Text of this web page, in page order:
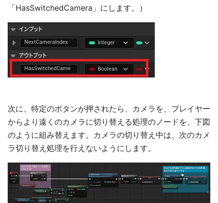
「HasSwitchedCamera」にします。）
次に、特定のボタンが押されたら、カメラを、プレイヤー
からより遠くのカメラに切り替える処理のノードを、下図
のように組み替えます。カメラの切り替え中は、次のカメ
ラ切り替え処理を行えないようにします。